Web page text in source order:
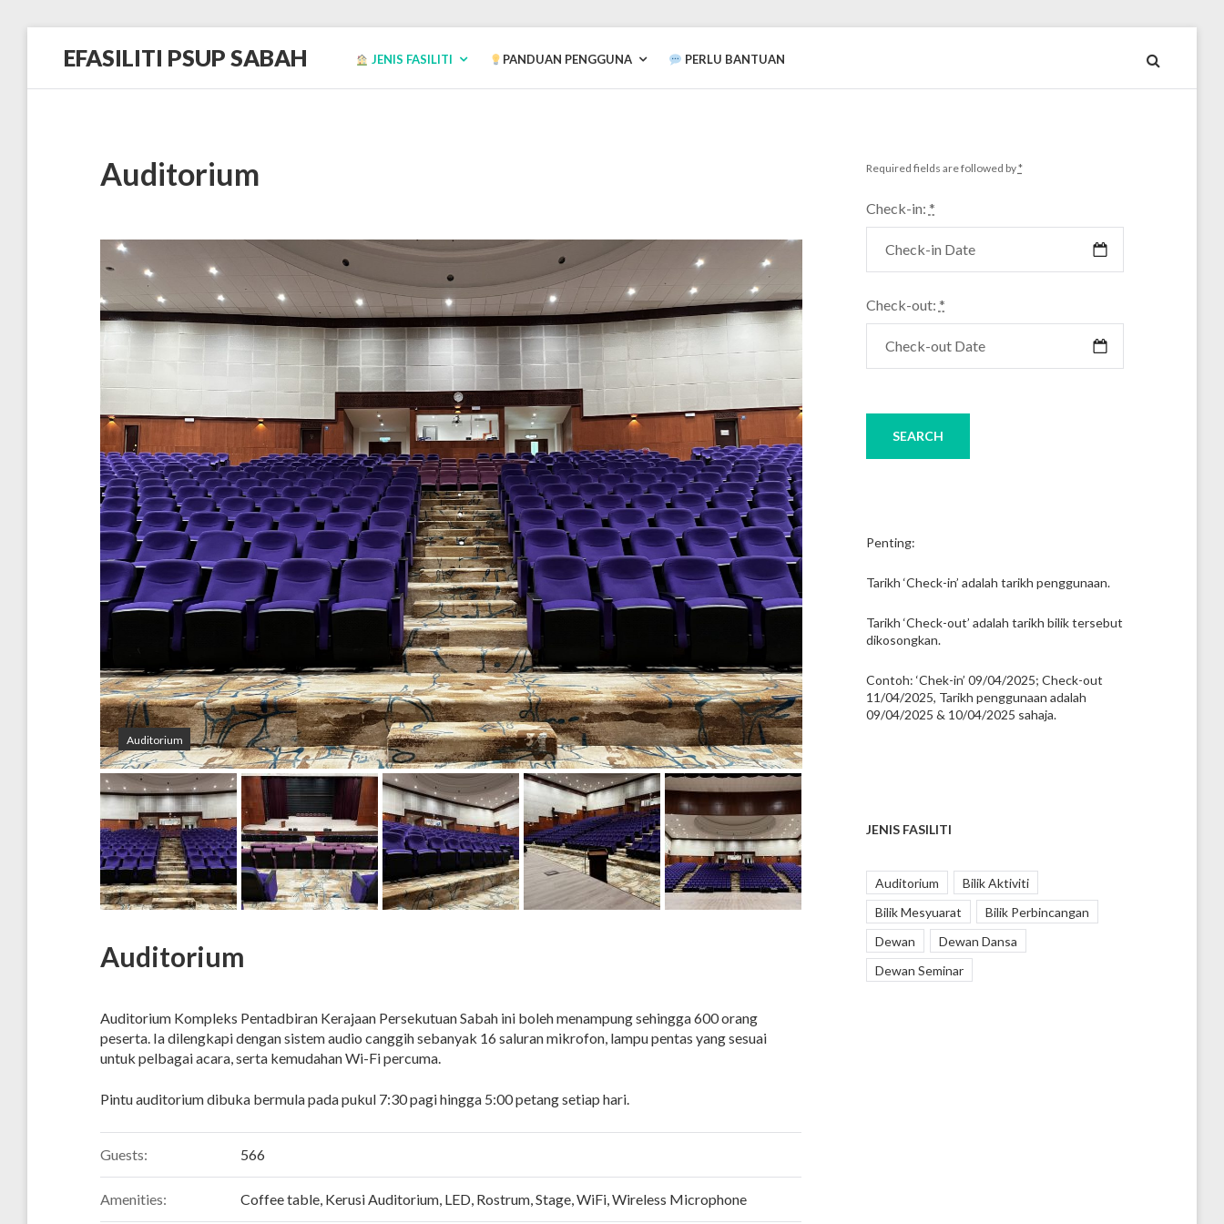
EFASILITI PSUP SABAH
tempahan
JENIS FASILITI PANDUAN PENGGUNA PERLU BANTUAN
Auditorium
Auditorium
Auditorium
Auditorium Kompleks Pentadbiran Kerajaan Persekutuan Sabah ini boleh menampung sehingga 600 orang
peserta. Ia dilengkapi dengan sistem audio canggih sebanyak 16 saluran mikrofon, lampu pentas yang sesuai
untuk pelbagai acara, serta kemudahan Wi-Fi percuma.
Pintu auditorium dibuka bermula pada pukul 7:30 pagi hingga 5:00 petang setiap hari.
Guests: 566
Amenities: Coffee table, Kerusi Auditorium, LED, Rostrum,Stage,WiFi,Wireless Microphone
Required fields are followed by*
Check-in: *
Check-out: *
Penting:
Tarikh ‘Check-in’ adalah tarikh penggunaan.
Tarikh ‘Check-out’ adalah tarikh bilik tersebut
dikosongkan.
Contoh: ‘Chek-in’ 09/04/2025; Check-out
11/04/2025, Tarikh penggunaan adalah
09/04/2025 & 10/04/2025 sahaja.
JENIS FASILITI
Auditorium
Bilik Aktiviti
Bilik Mesyuarat
Bilik Perbincangan
Dewan
Dewan Dansa
Dewan Seminar